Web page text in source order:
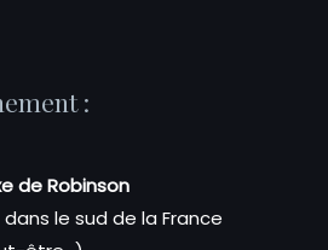
:
de Robinson
le sud de la France